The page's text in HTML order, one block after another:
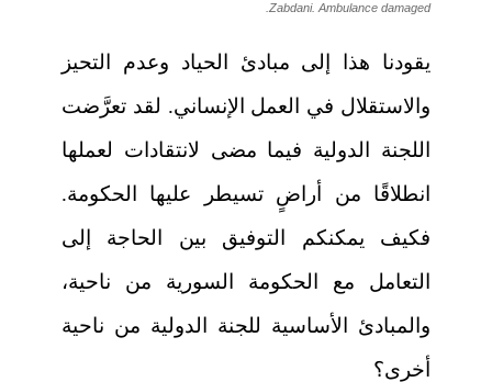
Zabdani. Ambulance damaged.
يقودنا هذا إلى مبادئ الحياد وعدم التحيز
والاستقلال في العمل الإنساني. لقد تعرَّضت
اللجنة الدولية فيما مضى لانتقادات لعملها
انطلاقًا من أراضٍ تسيطر عليها الحكومة.
فكيف يمكنكم التوفيق بين الحاجة إلى
التعامل مع الحكومة السورية من ناحية،
والمبادئ الأساسية للجنة الدولية من ناحية
أخرى؟